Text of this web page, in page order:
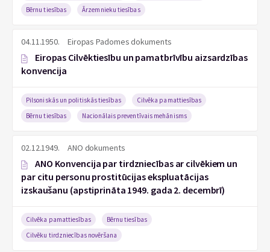
Bērnu tiesības
Ārzemnieku tiesības
04.11.1950. Eiropas Padomes dokuments
Eiropas Cilvēktiesību un pamatbrīvību aizsardzības
konvencija
Pilsoniskās un politiskās tiesības
Cilvēka pamattiesības
Bērnu tiesības
Nacionālais preventīvais mehānisms
02.12.1949. ANO dokuments
ANO Konvencija par tirdzniecības ar cilvēkiem un
par citu personu prostitūcijas ekspluatācijas
izskaušanu (apstiprināta 1949. gada 2. decembrī)
Cilvēka pamattiesības
Bērnu tiesības
Cilvēku tirdzniecības novēršana